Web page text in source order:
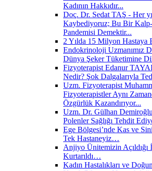
Kadının Hakkıdır...
Doç. Dr. Sedat TAŞ - Her
Kaybediyoruz; Bu Bir Kalp-
Pandemisi Demektir...
2 Yılda 15 Milyon Hastaya
Endokrinoloji Uzmanımız
Dünya Şeker Tüketimine
Fizyoterapist Edanur
Nedir? Şok Dalgalarıyla
Uzm. Fizyoterapist
Fizyoterapistler Aynı
Özgürlük Kazandırıyor...
Uzm. Dr. Gülhan
Polenler Sağlığı Tehdit
Ege Bölgesi’nde Kas ve
Tek Hastaneyiz…
Anjiyo Ünitemizin
Kurtarıldı…
Kadın Hastalıkları ve